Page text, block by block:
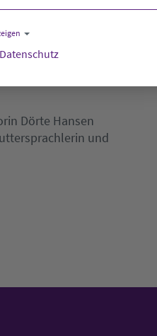
und prämiert.
Dörte Hansen
und
Datenschutz